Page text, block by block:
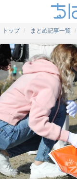
トップ まとめ記事一覧